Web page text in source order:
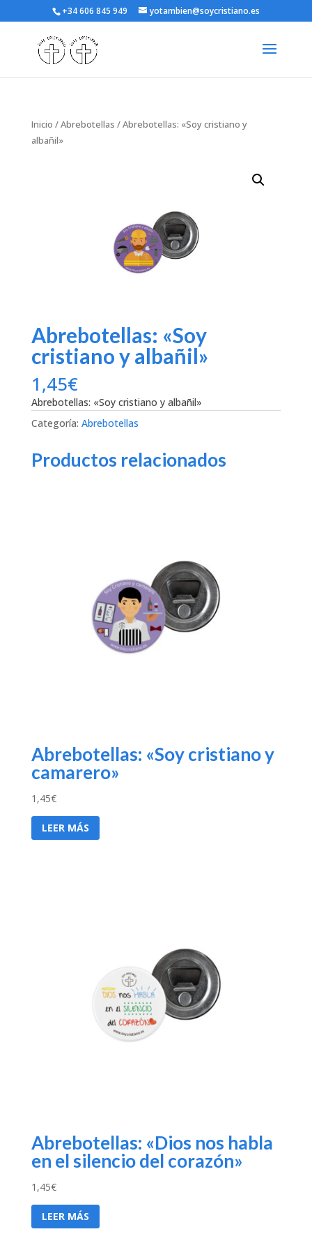
+34 606 845 949 yotambien@soycristiano.es
Inicio /Abrebotellas / Abrebotellas: «Soy cristiano y
albañil»
Abrebotellas: «Soy
cristiano y albañil»
1,45€
Abrebotellas: «Soy cristiano y albañil»
Categoría: Abrebotellas
Productos relacionados
Abrebotellas: «Soy cristiano y
camarero»
1,45€
LEER MÁS
Abrebotellas: «Dios nos habla
en el silencio del corazón»
1,45€
LEER MÁS